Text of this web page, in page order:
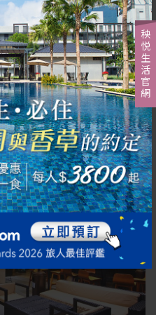
秧悦生活官網